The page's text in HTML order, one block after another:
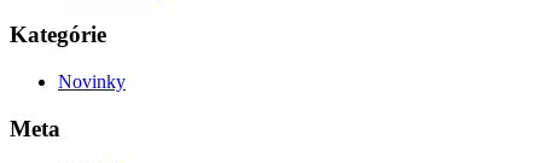
Kategórie
Novinky
Meta